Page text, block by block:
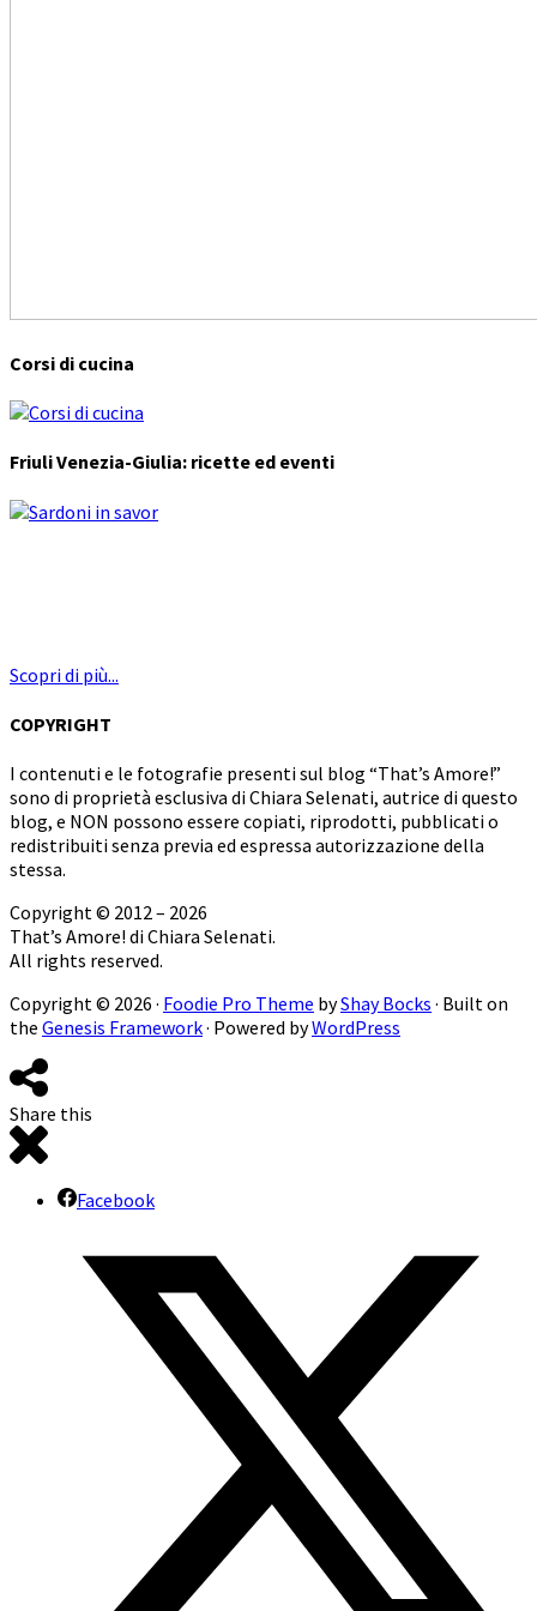
Corsi di cucina
Friuli Venezia-Giulia: ricette ed eventi
Scopri di più...
COPYRIGHT
I contenuti e le fotografie presenti sul blog “That’s Amore!”
sono di proprietà esclusiva di Chiara Selenati, autrice di questo
blog, e NON possono essere copiati, riprodotti, pubblicati o
redistribuiti senza previa ed espressa autorizzazione della
stessa.
Copyright © 2012 – 2026
That’s Amore! di Chiara Selenati.
All rights reserved.
Copyright © 2026 · Foodie Pro Theme byShay Bocks · Built on
the Genesis Framework· Powered byWordPress
Share this
Facebook